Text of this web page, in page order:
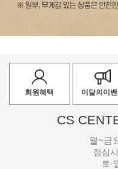
회원혜택 이달의이
CS
월~금
점심
토·